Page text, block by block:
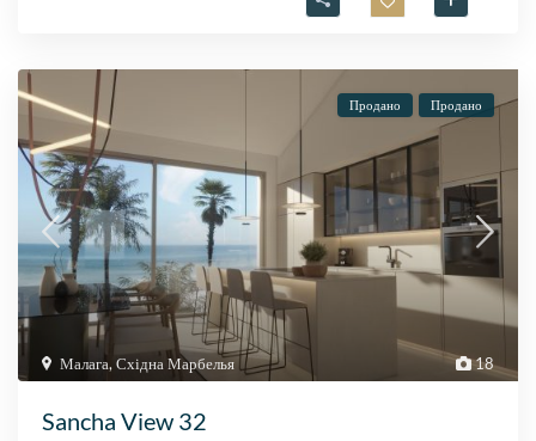
18
Малага,Східна Марбелья
Продано Продано
Sancha View 32